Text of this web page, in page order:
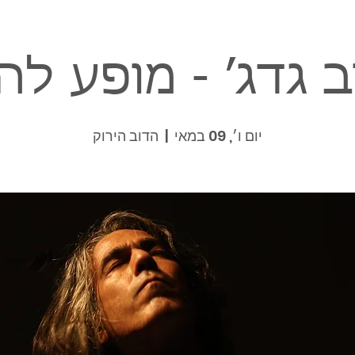
גדג׳ - מופע
יום ו׳, 09 במאי
  |
הדוב הירוק